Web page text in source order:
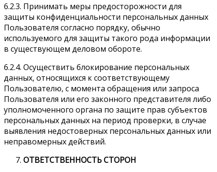
6.2.3. Принимать меры предосторожности для
защиты конфиденциальности персональных данных
Пользователя согласно порядку, обычно
используемого для защиты такого рода информации
в существующем деловом обороте.
6.2.4. Осуществить блокирование персональных
данных, относящихся к соответствующему
Пользователю, с момента обращения или запроса
Пользователя или его законного представителя либо
уполномоченного органа по защите прав субъектов
персональных данных на период проверки, в случае
выявления недостоверных персональных данных или
неправомерных действий.
ОТВЕТСТВЕННОСТЬ СТОРОН